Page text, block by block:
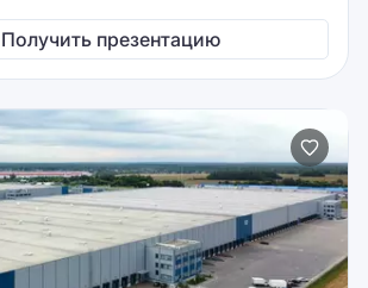
Получить презентацию